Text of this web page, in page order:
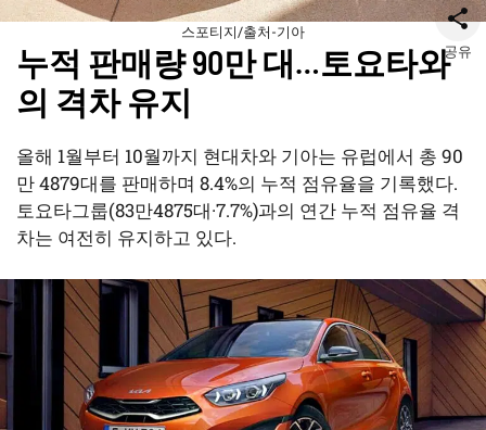
스포티지/출처-기아
누적 판매량 90만 대…토요타와
의 격차 유지
올해 1월부터 10월까지 현대차와 기아는 유럽에서 총 90
만 4879대를 판매하며 8.4%의 누적 점유율을 기록했다.
토요타그룹(83만4875대·7.7%)과의 연간 누적 점유율 격
차는 여전히 유지하고 있다.
공유